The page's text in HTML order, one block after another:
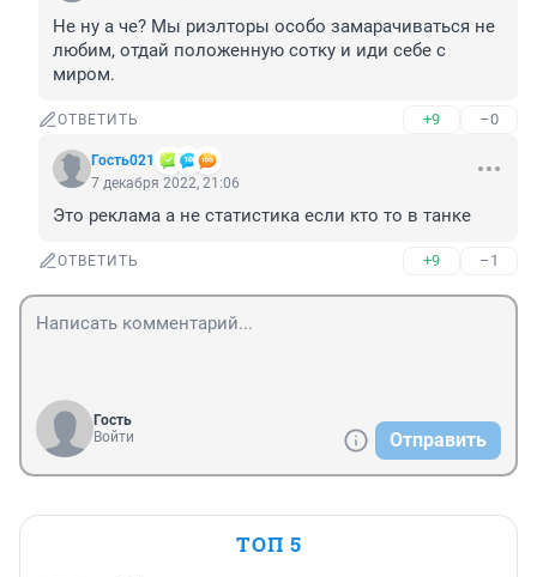
Не ну а че? Мы риэлторы особо замарачиваться не
любим, отдай положенную сотку и иди себе с
миром.
ОТВЕТИТЬ +9 –0
Гость021
7 декабря 2022, 21:06
Это реклама а не статистика если кто то в танке
ОТВЕТИТЬ +9 –1
Гость
Войти
Отправить
ТОП 5